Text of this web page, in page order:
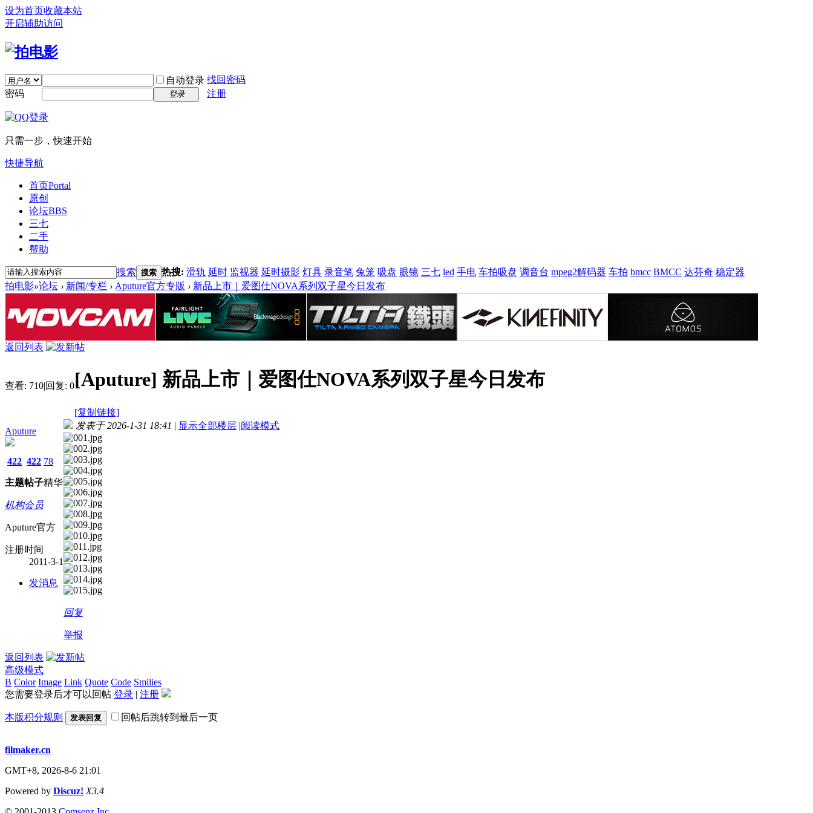
设为首页收藏本站
开启辅助访问
自动登录 找回密码
密码
登录 注册
只需一步，快速开始
快捷导航
首页Portal
原创
论坛BBS
三七
二手
帮助
搜索 搜索 热搜: 滑轨 延时 监视器 延时摄影 灯具 录音笔 兔笼 吸盘 眼镜 三七 led 手电 车拍吸盘 调音台 mpeg2解码器 车拍 bmcc BMCC 达芬奇 稳定器
拍电影»论坛 › 新闻/专栏 › Aputure官方专版 › 新品上市｜爱图仕NOVA系列双子星今日发布
返回列表
查看: 710|回复: 0[Aputure] 新品上市｜爱图仕NOVA系列双子星今日发布
[复制链接]
Aputure
422
主题
422
帖子
78
精华
机构会员
Aputure官方
注册时间
2011-3-1
发消息
发表于 2026-1-31 18:41 | 显示全部楼层 |阅读模式
回复
举报
返回列表
高级模式
B Color Image Link Quote Code Smilies
您需要登录后才可以回帖 登录 | 注册
本版积分规则 发表回复 回帖后跳转到最后一页
filmaker.cn
GMT+8, 2026-8-6 21:01
Powered by Discuz! X3.4